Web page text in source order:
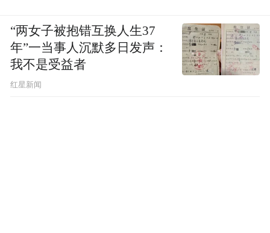
“两女子被抱错互换人生37
年”一当事人沉默多日发声：
我不是受益者
红星新闻